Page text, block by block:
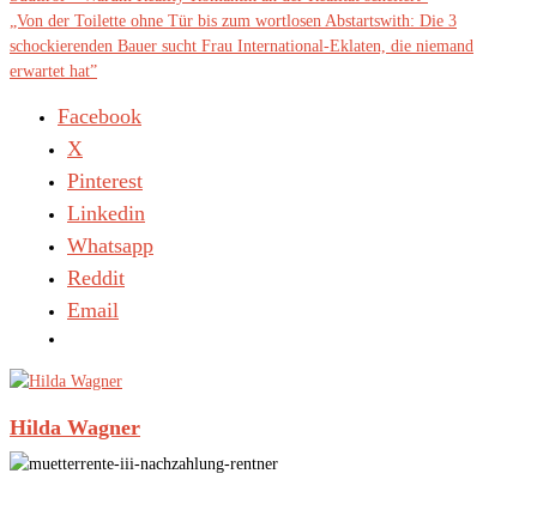
„Von der Toilette ohne Tür bis zum wortlosen Abstartswith: Die 3
schockierenden Bauer sucht Frau International-Eklaten, die niemand
erwartet hat”
Facebook
X
Pinterest
Linkedin
Whatsapp
Reddit
Email
Hilda Wagner